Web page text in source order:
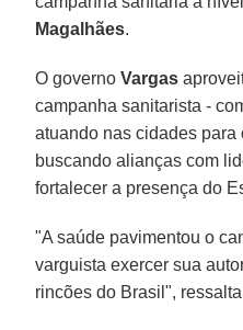
Magalhães.
O governoVargas
campanha sanitarista -
atuando nas cidades para
buscando alianças com
fortalecer a presença do
"A saúde pavimentou o
varguista exercer sua
rincões do Brasil", ressalta